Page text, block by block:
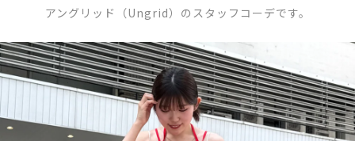
アングリッド（Ungrid）のスタッフコーデです。